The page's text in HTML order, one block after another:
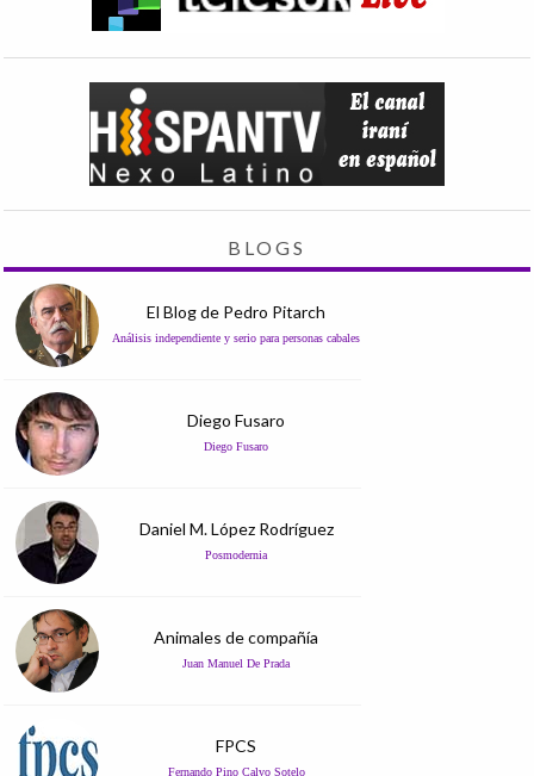
BLOGS
El Blog de Pedro Pitarch
Análisis independiente y serio para personas cabales
Diego Fusaro
Diego Fusaro
Daniel M. López Rodríguez
Posmodernia
Animales de compañía
Juan Manuel De Prada
FPCS
Fernando Pino Calvo Sotelo